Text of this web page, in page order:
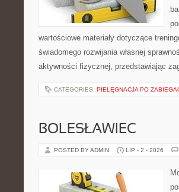
wartościowe materiały dotyczące
świadomego rozwijania własnej
aktywności fizycznej, przedstawiając
CATEGORIES: PIELĘGNACJA PO
BOLESŁAWIEC
POSTED BY ADMIN LIP - 2 - 2026